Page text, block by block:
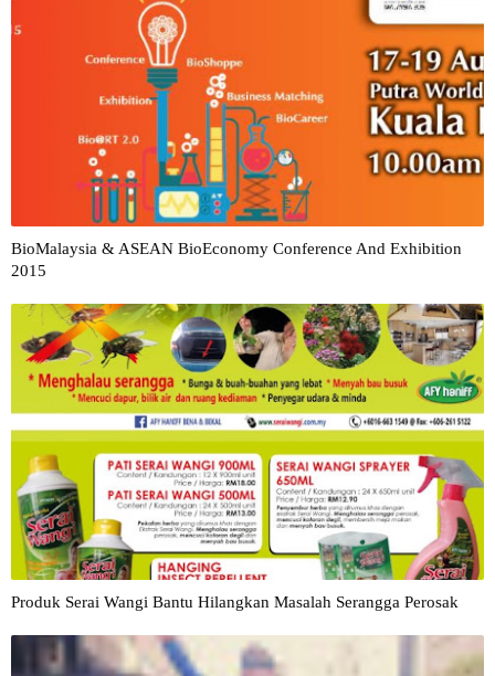
BioMalaysia & ASEAN BioEconomy Conference And Exhibition
2015
Produk Serai Wangi Bantu Hilangkan Masalah Serangga Perosak